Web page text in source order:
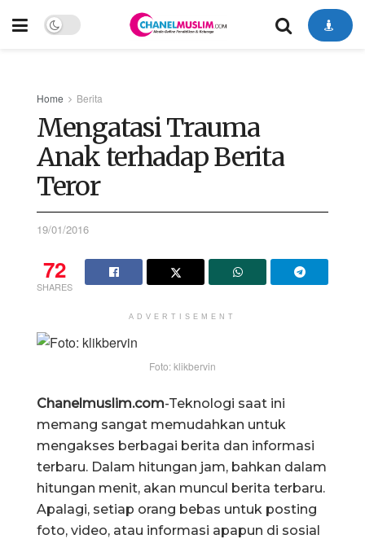
Home Berita
Mengatasi Trauma
Anak terhadap Berita
Teror
19/01/2016
72
SHARES
ADVERTISEMENT
Foto: klikbervin
Chanelmuslim.com-Teknologi saat ini
memang sangat memudahkan untuk
mengakses berbagai berita dan informasi
terbaru. Dalam hitungan jam, bahkan dalam
hitungan menit, akan muncul berita terbaru.
Apalagi, setiap orang bebas untuk posting
foto, video, atau informasi apapun di sosial